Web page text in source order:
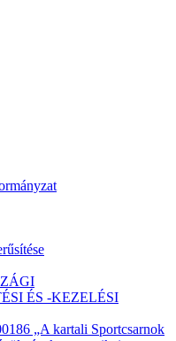
ÉS -KEZELÉSI
„A kartali Sportcsarnok